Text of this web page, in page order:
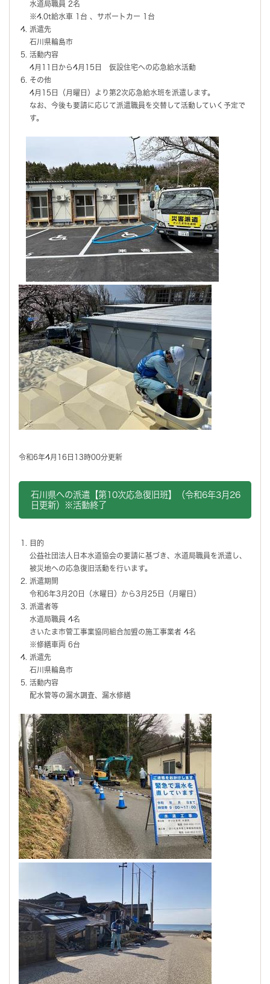
水道局職員 2名
※4.0t給水車 1台 、サポートカー 1台
派遣先
石川県輪島市
活動内容
4月11日から4月15日 仮設住宅への応急給水活動
その他
4月15日（月曜日）より第2次応急給水班を派遣します。
なお、今後も要請に応じて派遣職員を交替して活動していく予定で
す。
令和6年4月16日13時00分更新
石川県への派遣【第10次応急復旧班】（令和6年3月26
日更新）※活動終了
目的
公益社団法人日本水道協会の要請に基づき、水道局職員を派遣し、
被災地への応急復旧活動を行います。
派遣期間
令和6年3月20日（水曜日）から3月25日（月曜日）
派遣者等
水道局職員 4名
さいたま市管工事業協同組合加盟の施工事業者 4名
※修繕車両 6台
派遣先
石川県輪島市
活動内容
配水管等の漏水調査、漏水修繕